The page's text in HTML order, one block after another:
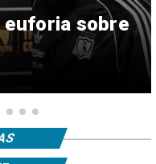
euforia sobre